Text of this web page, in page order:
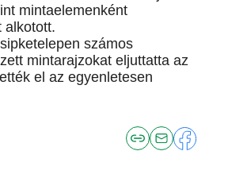
mintaelemenként
alkotott.
számos
mintarajzokat eljuttatta az
el az egyenletesen